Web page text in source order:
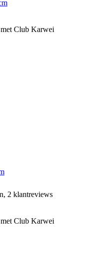
Club Karwei
2 klantreviews
Club Karwei